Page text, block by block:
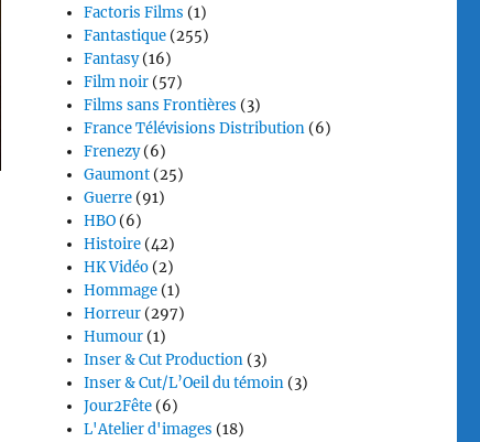
Factoris Films (1)
Fantastique (255)
Fantasy(16)
Film noir (57)
Films sans Frontières (3)
France Télévisions Distribution (6)
Frenezy(6)
Gaumont (25)
Guerre (91)
HBO (6)
Histoire (42)
HK Vidéo (2)
Hommage (1)
Horreur (297)
Humour (1)
Inser & Cut Production (3)
Inser & Cut/L’Oeil du témoin (3)
Jour2Fête (6)
L'Atelier d'images (18)